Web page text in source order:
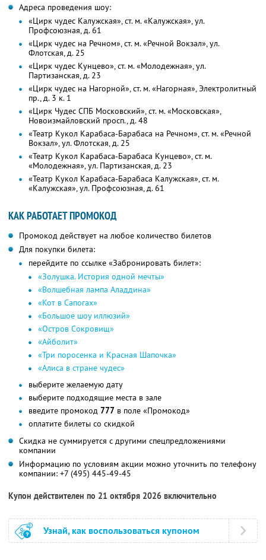
Адреса проведения шоу:
«Цирк чудес Калужская», ст. м. «Калужская», ул.
Профсоюзная, д. 61
«Цирк чудес на Речном», ст. м. «Речной Вокзал», ул.
Флотская, д. 25
«Цирк чудес Кунцево», ст. м. «Молодежная», ул.
Партизанская, д. 23
«Цирк чудес на Нагорной», ст. м. «Нагорная», Электролитный
пр., д. 3 к. 1
«Цирк Чудес СПБ Московский», ст. м. «Московская»,
Новоизмайловский просп., д. 48
«Театр Кукол Карабаса-Барабаса на Речном», ст. м. «Речной
Вокзал», ул. Флотская, д. 25
«Театр Кукол Карабаса-Барабаса Кунцево», ст. м.
«Молодежная», ул. Партизанская, д. 23
«Театр Кукол Карабаса-Барабаса Калужская», ст. м.
«Калужская», ул. Профсоюзная, д. 61
КАК РАБОТАЕТ ПРОМОКОД
Промокод действует на любое количество билетов
Для покупки билета:
перейдите по ссылке «Забронировать билет»:
«Золушка. История одной мечты»
«Волшебная лампа Аладдина»
«Кот в Сапогах»
«Большое шоу иллюзий»
«Остров Сокровищ»
«Айболит»
«Три поросенка и Красная Шапочка»
«Алиса в стране чудес»
выберите желаемую дату
выберите подходящие места в зале
введите промокод 777 в поле «Промокод»
оплатите билеты со скидкой
Скидка не суммируется с другими спецпредложениями
компании
Информацию по условиям акции можно уточнить по телефону
компании: +7 (495) 445-49-45
Купон действителен по 21 октября 2026 включительно
Узнай, как воспользоваться купоном